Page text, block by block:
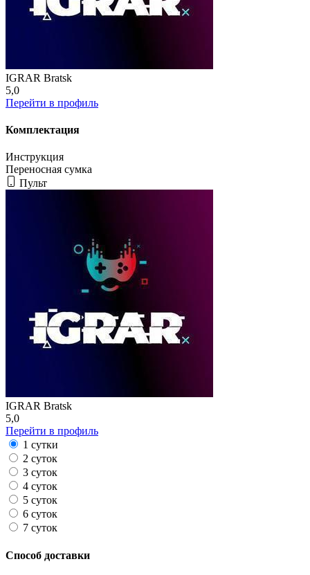
IGRAR Bratsk
5,0
Перейти в профиль
Комплектация
Инструкция
Переносная сумка
Пульт
IGRAR Bratsk
5,0
Перейти в профиль
1 сутки
2 суток
3 суток
4 суток
5 суток
6 суток
7 суток
Способ доставки